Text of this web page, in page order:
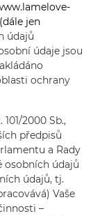
jen
údajů
údaje jsou
ochrany
2000 Sb.,
předpisů
a Rady
osobních údajů
údajů, tj.
Vaše
–